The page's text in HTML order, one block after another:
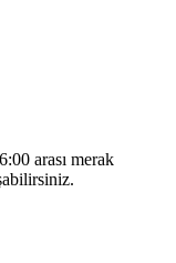
arası merak